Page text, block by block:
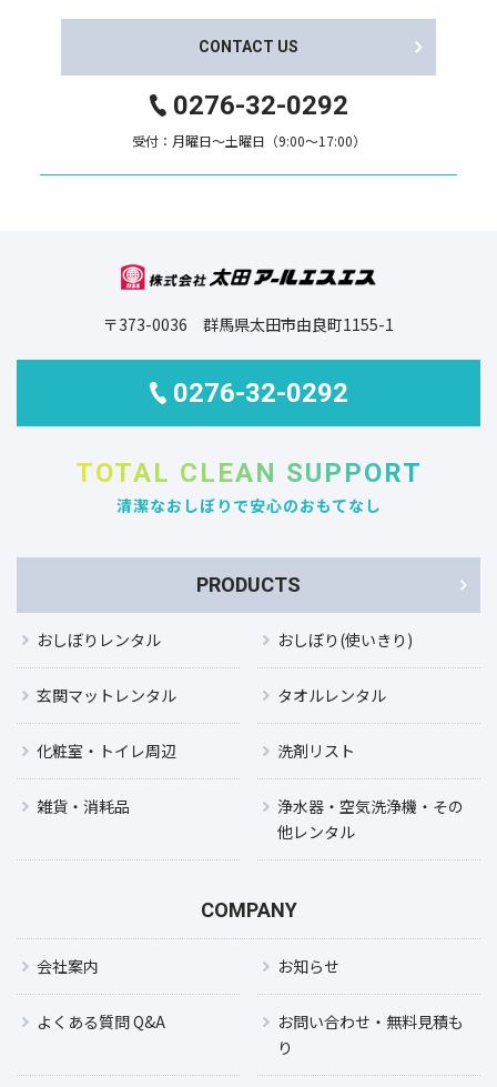
CONTACT US
0276-32-0292
受付：月曜日～土曜日（9:00～17:00）
〒373-0036 群馬県太田市由良町1155-1
0276-32-0292
TOTAL CLEAN SUPPORT
清潔なおしぼりで安心のおもてなし
PRODUCTS
おしぼりレンタル おしぼり(使いきり)
玄関マットレンタル タオルレンタル
化粧室・トイレ周辺 洗剤リスト
雑貨・消耗品
浄水器・空気洗浄機・その
他レンタル
COMPANY
会社案内 お知らせ
よくある質問 Q&A
お問い合わせ・無料見積も
り